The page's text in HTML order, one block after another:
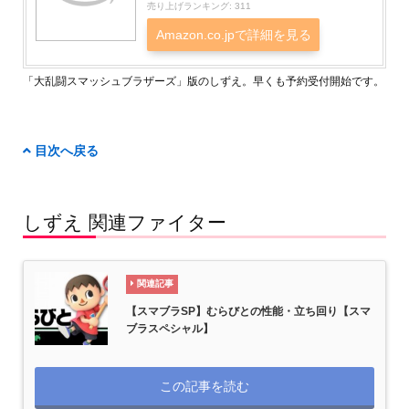
売り上げランキング: 311
Amazon.co.jpで詳細を見る
「大乱闘スマッシュブラザーズ」版のしずえ。早くも予約受付開始です。
目次へ戻る
しずえ 関連ファイター
関連記事
【スマブラSP】むらびとの性能・立ち回り【スマ
ブラスペシャル】
この記事を読む